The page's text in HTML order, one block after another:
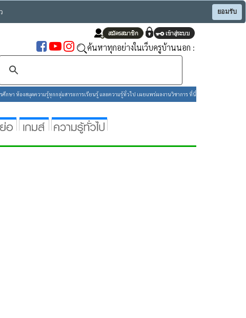
ยอมรับ
ค้นหาทุกอย่างในเว็บครูบ้านนอก :
กษา ห้องสมุดความรู้ทุกกลุ่มสาระการเรียนรู้ และความรู้ทั่วไป เผยแพร่ผลงานวิชาการ ที่นี่